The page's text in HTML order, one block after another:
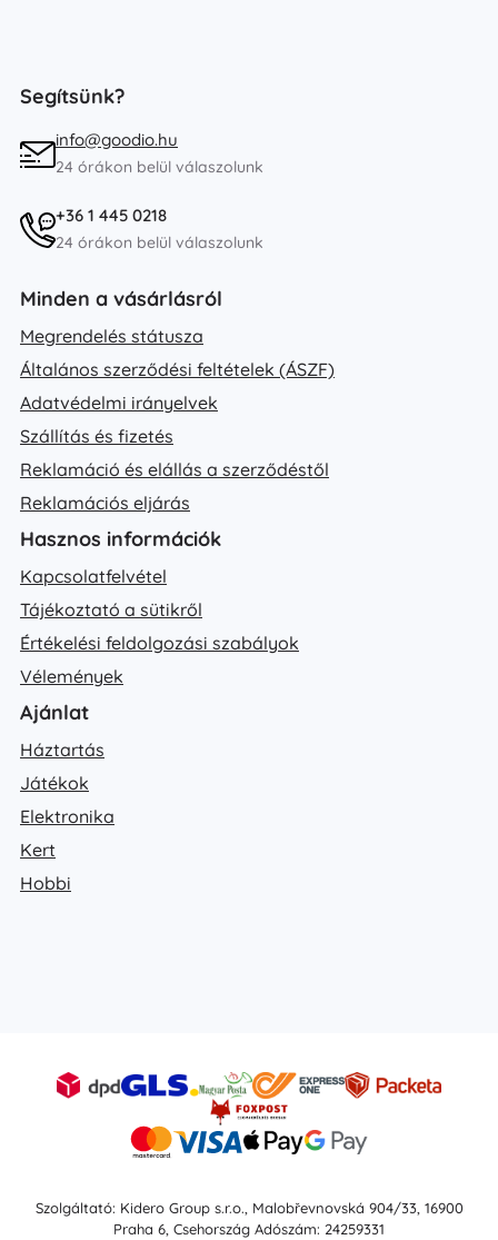
Segítsünk?
info@goodio.hu
24 órákon belül válaszolunk
+36 1 445 0218
24 órákon belül válaszolunk
Minden a vásárlásról
Megrendelés státusza
Általános szerződési feltételek (ÁSZF)
Adatvédelmi irányelvek
Szállítás és fizetés
Reklamáció és elállás a szerződéstől
Reklamációs eljárás
Hasznos információk
Kapcsolatfelvétel
Tájékoztató a sütikről
Értékelési feldolgozási szabályok
Vélemények
Ajánlat
Háztartás
Játékok
Elektronika
Kert
Hobbi
Szolgáltató: Kidero Group s.r.o., Malobřevnovská 904/33, 16900
Praha 6, Csehország Adószám: 24259331